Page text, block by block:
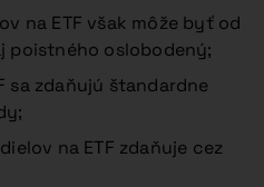
na ETF však môže byť od
poistného oslobodený;
sa zdaňujú štandardne
na ETF zdaňuje cez